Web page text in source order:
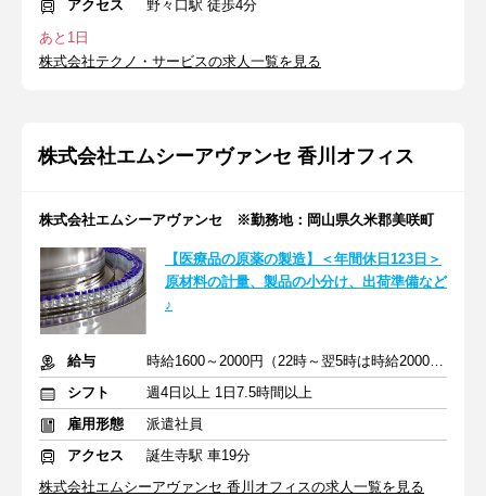
アクセス
野々口駅 徒歩4分
あと1日
株式会社テクノ・サービスの求人一覧を見る
株式会社エムシーアヴァンセ 香川オフィス
株式会社エムシーアヴァンセ ※勤務地：岡山県久米郡美咲町
【医療品の原薬の製造】＜年間休日123日＞
原材料の計量、製品の小分け、出荷準備など
♪
給与
時給1600～2000円（22時～翌5時は時給2000円）＋交通費支給
シフト
週4日以上 1日7.5時間以上
雇用形態
派遣社員
アクセス
誕生寺駅 車19分
株式会社エムシーアヴァンセ 香川オフィスの求人一覧を見る